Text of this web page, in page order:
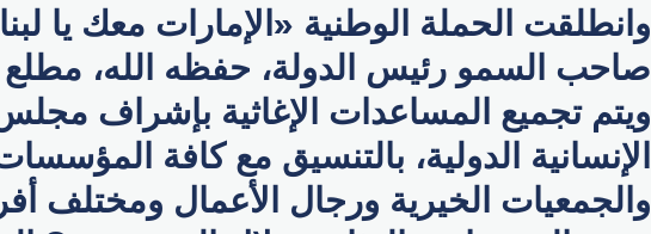
وانطلقت الحملة الوطنية «الإمارات معك يا
صاحب السمو رئيس الدولة، حفظه الله، مطلع
ويتم تجميع المساعدات الإغاثية بإشراف
الإنسانية الدولية، بالتنسيق مع كافة
والجمعيات الخيرية ورجال الأعمال ومختلف